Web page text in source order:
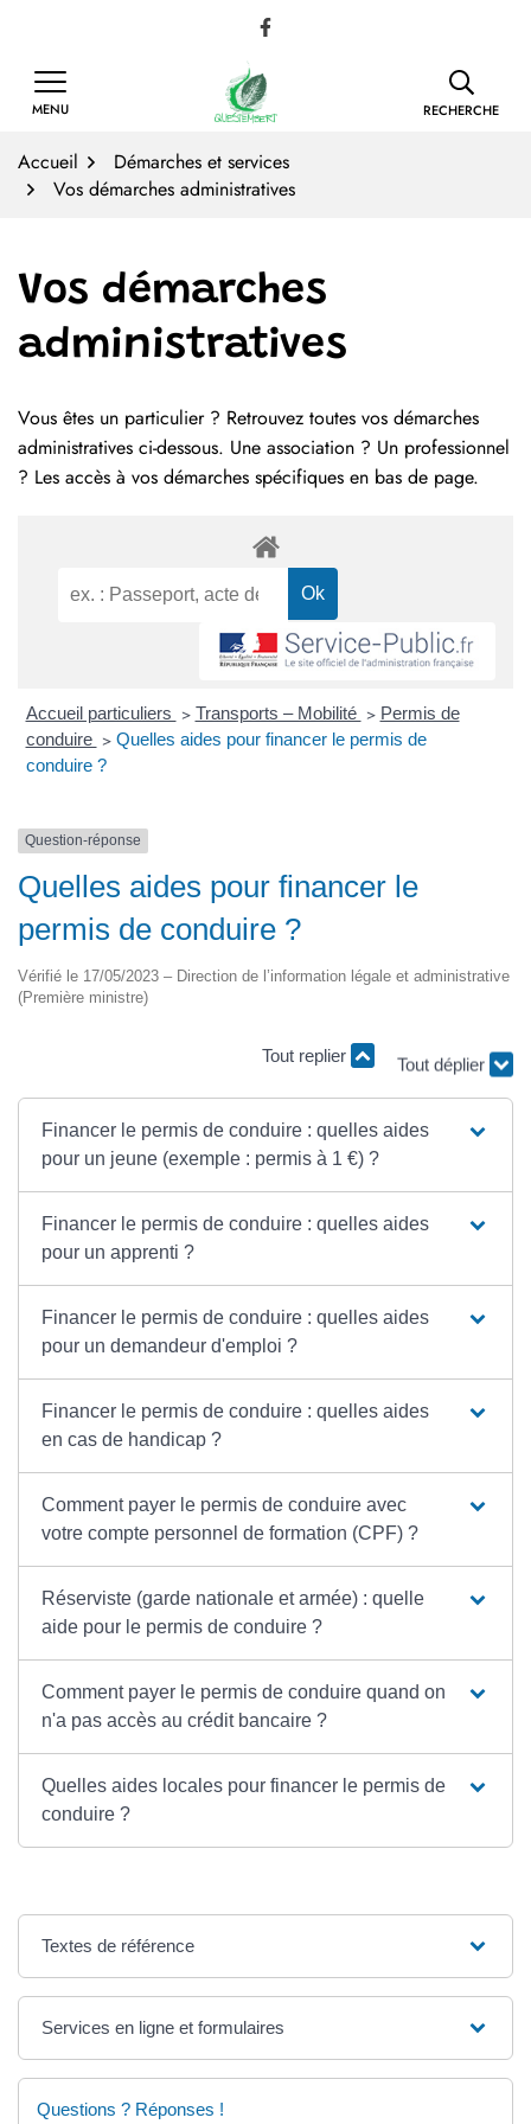
contenu
Lien vers le compte Facebook
MENU RECHERCHE
Accueil
Démarches et services
Vos démarches administratives
Vos démarches
administratives
Liste des démarches
Vous êtes un particulier ? Retrouvez toutes vos démarches
administratives ci-dessous. Une association ? Un professionnel
? Les accès à vos démarches spécifiques en bas de page.
Accueil particuliers > Transports – Mobilité > Permis de
conduire > Quelles aides pour financer le permis de
conduire ?
Question-réponse
Quelles aides pour financer le
permis de conduire ?
Vérifié le 17/05/2023 – Direction de l’information légale et administrative
(Première ministre)
Tout replier
Tout déplier
Financer le permis de conduire : quelles aides
pour un jeune (exemple : permis à 1 €) ?
Financer le permis de conduire : quelles aides
pour un apprenti ?
Financer le permis de conduire : quelles aides
pour un demandeur d'emploi ?
Financer le permis de conduire : quelles aides
en cas de handicap ?
Comment payer le permis de conduire avec
votre compte personnel de formation (CPF) ?
Réserviste (garde nationale et armée) : quelle
aide pour le permis de conduire ?
Comment payer le permis de conduire quand on
n'a pas accès au crédit bancaire ?
Quelles aides locales pour financer le permis de
conduire ?
Textes de référence
Services en ligne et formulaires
Questions ? Réponses !